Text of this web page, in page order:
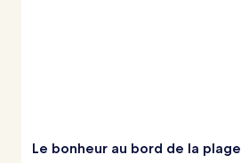
Le bonheur au bord de la plage